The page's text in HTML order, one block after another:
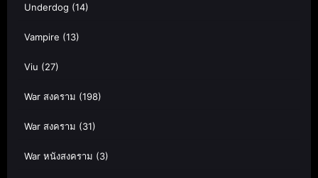
Underdog (14)
Vampire (13)
Viu (27)
War สงคราม (198)
War สงคราม (31)
War หนังสงคราม (3)